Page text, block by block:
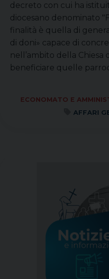
decreto con cui ha
diocesano denominato
finalità è quella di
di doni» capace di
nell’ambito della Chiesa
beneficiare quelle
ECONOMATO E
AFFARI